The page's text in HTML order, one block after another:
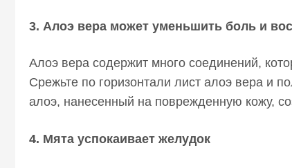
3. Алоэ вера может уменьшить боль и
Алоэ вера содержит много соединений,
Срежьте по горизонтали лист алоэ вера и
алоэ, нанесенный на поврежденную кожу,
4. Мята успокаивает желудок